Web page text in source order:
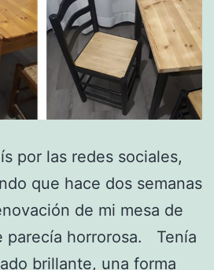
por las redes sociales,
que hace dos semanas
de mi mesa de
parecía horrorosa. Tenía
brillante, una forma